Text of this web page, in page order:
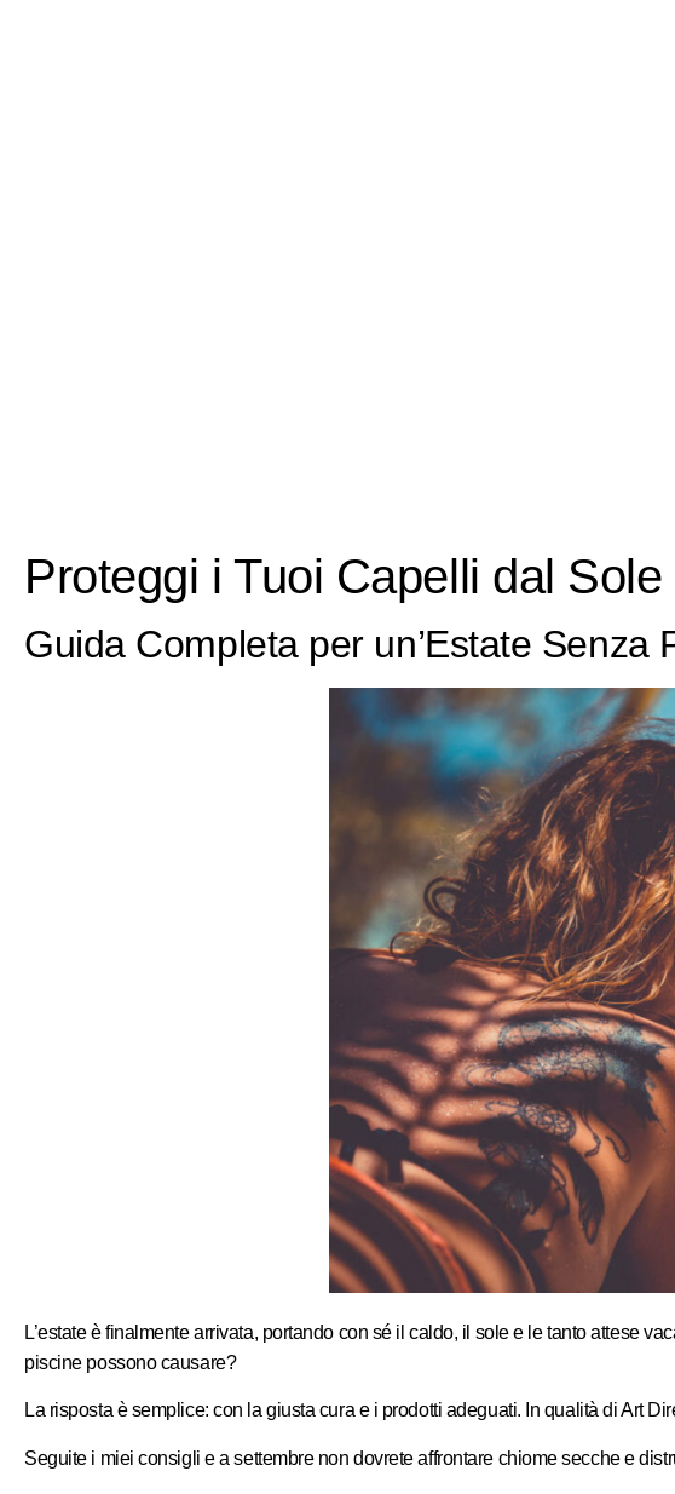
Proteggi i Tuoi Capelli dal Sole
Guida Completa per un’Estate Senza
L’estate è finalmente arrivata, portando con sé il caldo, il sole e le tanto attese
piscine possono causare?
La risposta è semplice: con la giusta cura e i prodotti adeguati. In qualità di Art
Seguite i miei consigli e a settembre non dovrete affrontare chiome secche e